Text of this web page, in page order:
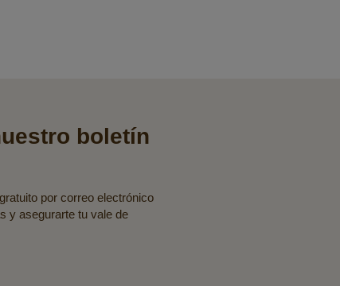
boletín
por correo electrónico
y asegurarte tu vale de